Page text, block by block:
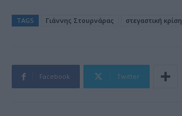
TAGS Γιάννης Στουρνάρας στεγαστική κρίση
Facebook Twitter